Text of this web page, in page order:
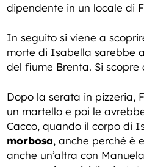
dipendente in un locale di
In seguito si viene a
morte di Isabella sarebbe
del fiume Brenta. Si
Dopo la serata in pizzeria,
un martello e poi le
Cacco, quando il corpo di
morbosa, anche perché è
anche un’altra con